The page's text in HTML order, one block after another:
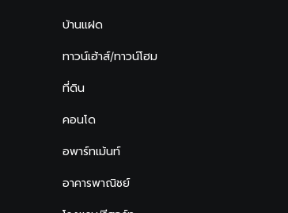
บ้านแฝด
ทาวน์เฮ้าส์/ทาวน์โฮม
ที่ดิน
คอนโด
อพาร์ทเม้นท์
อาคารพาณิชย์